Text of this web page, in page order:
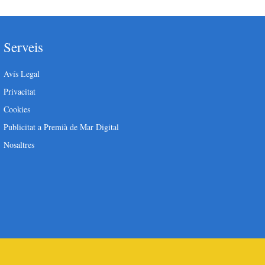
Serveis
Avís Legal
Privacitat
Cookies
Publicitat a Premià de Mar Digital
Nosaltres